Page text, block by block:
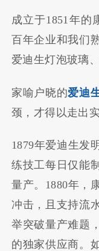
成立于1851年的
百年企业和我们
爱迪生灯泡玻璃
家喻户晓的爱迪
颈，才得以走出
1879年爱迪生发
练技工每日仅能
量产。1880年，
冲击，且支持流
举突破量产难题
的独家供应商。